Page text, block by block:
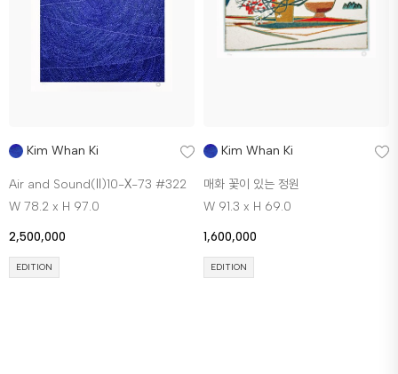
Kim Whan Ki
Air and Sound(Ⅱ)10-Ⅹ-73 #322
W 78.2 x H 97.0
2,500,000
EDITION
Kim Whan Ki
매화 꽃이 있는 정원
W 91.3 x H 69.0
1,600,000
EDITION